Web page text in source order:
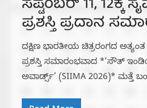
ಪ್ರಶಸ್ತಿ ಪ್ರದಾನ
ದಕ್ಷಿಣ ಭಾರತೀಯ ಚಿತ್ರರಂಗದ
ಪ್ರಶಸ್ತಿ ಸಮಾರಂಭವಾದ *’ಸೌತ್
ಅವಾರ್ಡ್ಸ್’ (SIIMA 2026)* ಮತ್ತೆ